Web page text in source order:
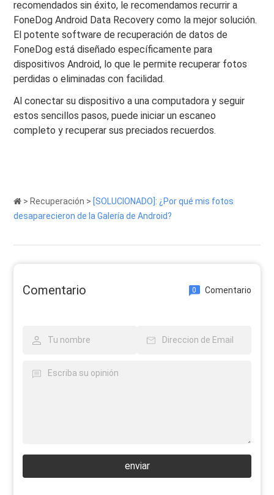
recomendados sin éxito, le recomendamos recurrir a
FoneDog Android Data Recovery como la mejor solución.
El potente software de recuperación de datos de
FoneDog está diseñado específicamente para
dispositivos Android, lo que le permite recuperar fotos
perdidas o eliminadas con facilidad.
Al conectar su dispositivo a una computadora y seguir
estos sencillos pasos, puede iniciar un escaneo
completo y recuperar sus preciados recuerdos.
> Recuperación > [SOLUCIONADO]: ¿Por qué mis fotos
desaparecieron de la Galería de Android?
Comentario 0 Comentario
enviar